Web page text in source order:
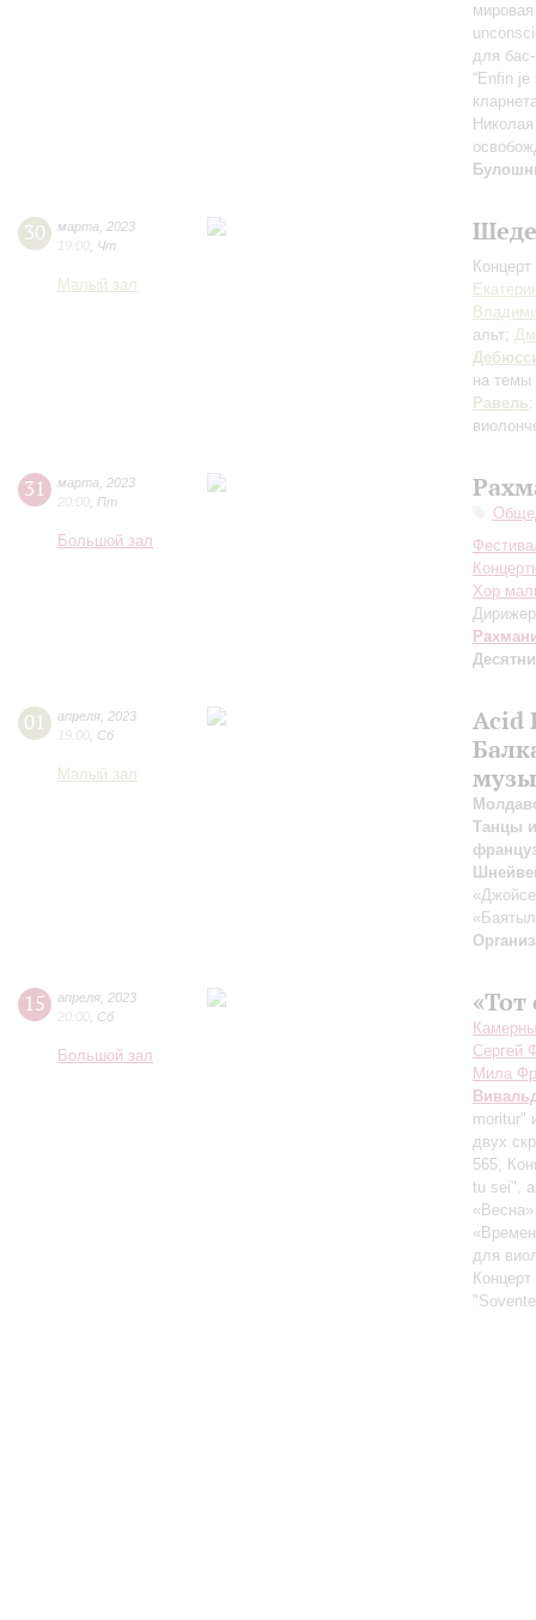
для
“Enfin
30 марта
2023
19:00 Чт
Малый зал
альт;
на темы
Равель
31 марта
2023
20:00 Пт
Большой зал
Хор
01 апреля 2023
19:00 Сб
Малый зал
Acid
Танцы
15 апреля 2023
20:00 Сб
Большой зал
Сергей
Мила
moritur"
двух
565,
tu sei",
«Весна»
для